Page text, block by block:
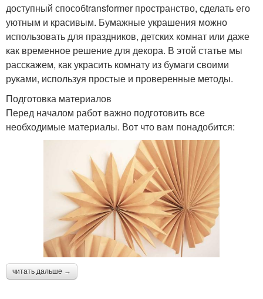
доступный способtransformer пространство, сделать его
уютным и красивым. Бумажные украшения можно
использовать для праздников, детских комнат или даже
как временное решение для декора. В этой статье мы
расскажем, как украсить комнату из бумаги своими
руками, используя простые и проверенные методы.
Подготовка материалов
Перед началом работ важно подготовить все
необходимые материалы. Вот что вам понадобится:
читать дальше →